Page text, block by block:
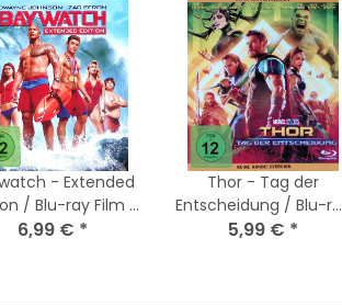
- Extended
/ Blu-ray Film -
Guter Zustand
6,99 € *
Thor - Tag der
Entscheidung / Blu-ray
Film
5,99 € *